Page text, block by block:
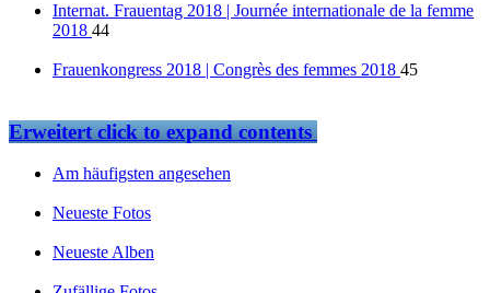
Internat. Frauentag 2018 | Journée internationale de la femme
2018 44
Frauenkongress 2018 | Congrès des femmes 2018 45
Erweitertclick to expand contents
Am häufigsten angesehen
Neueste Fotos
Neueste Alben